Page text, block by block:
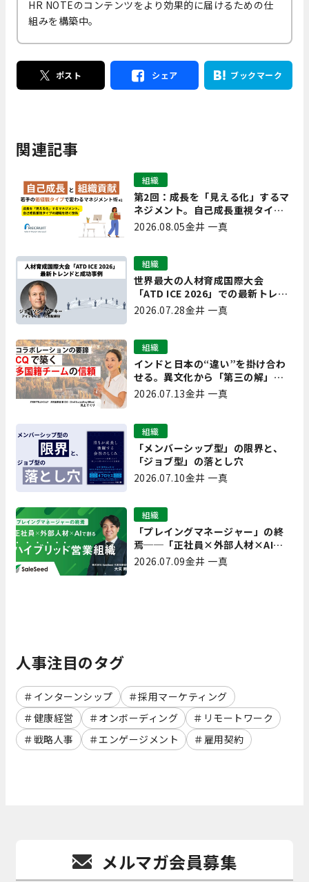
HR NOTEのコンテンツをより効果的に届けるための仕
組みを構築中。
ポスト シェア ブックマーク
関連記事
第2回：成長を「見える化」するマ
ネジメント。自己成長重視タイプ
の離職を防ぐ技術
組織
2026.08.05金井 一真
世界最大の人材育成国際大会
「ATD ICE 2026」での最新トレン
ドと成功事例｜「重要で実用的
な、日本にも合う」ホットトピッ
組織
2026.07.28金井 一真
インドと日本の“違い”を掛け合わ
せる。異文化から「第三の解」を
生み出す実践【現場を変えるCQ白
組織
2026.07.13金井 一真
「メンバーシップ型」の限界と、
「ジョブ型」の落とし穴
組織
2026.07.10金井 一真
「プレイングマネージャー」の終
焉──「正社員×外部人材×AI」
で創るハイブリッド営業組織
組織
2026.07.09金井 一真
人事注目のタグ
インターンシップ
採用マーケティング
健康経営
オンボーディング
リモートワーク
戦略人事
エンゲージメント 雇用契約
メルマガ会員募集